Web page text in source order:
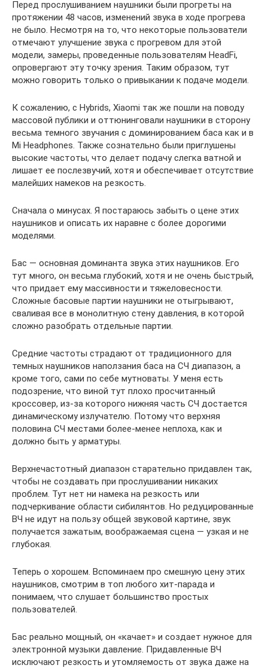
Перед прослушиванием наушники были прогреты на
протяжении 48 часов, изменений звука в ходе прогрева
не было. Несмотря на то, что некоторые пользователи
отмечают улучшение звука с прогревом для этой
модели, замеры, проведенные пользователям HeadFi,
опровергают эту точку зрения. Таким образом, тут
можно говорить только о привыкании к подаче модели.
К сожалению, с Hybrids, Xiaomi так же пошли на поводу
массовой публики и оттюнинговали наушники в сторону
весьма темного звучания с доминированием баса как и в
Mi Headphones. Также сознательно были приглушены
высокие частоты, что делает подачу слегка ватной и
лишает ее послезвучий, хотя и обеспечивает отсутствие
малейших намеков на резкость.
Сначала о минусах. Я постараюсь забыть о цене этих
наушников и описать их наравне с более дорогими
моделями.
Бас — основная доминанта звука этих наушников. Его
тут много, он весьма глубокий, хотя и не очень быстрый,
что придает ему массивности и тяжеловесности.
Сложные басовые партии наушники не отыгрывают,
сваливая все в монолитную стену давления, в которой
сложно разобрать отдельные партии.
Средние частоты страдают от традиционного для
темных наушников наползания баса на СЧ диапазон, а
кроме того, сами по себе мутноваты. У меня есть
подозрение, что виной тут плохо просчитанный
кроссовер, из-за которого нижняя часть СЧ достается
динамическому излучателю. Потому что верхняя
половина СЧ местами более-менее неплоха, как и
должно быть у арматуры.
Верхнечастотный диапазон старательно придавлен так,
чтобы не создавать при прослушивании никаких
проблем. Тут нет ни намека на резкость или
подчеркивание области сибилянтов. Но редуцированные
ВЧ не идут на пользу общей звуковой картине, звук
получается зажатым, воображаемая сцена — узкая и не
глубокая.
Теперь о хорошем. Вспоминаем про смешную цену этих
наушников, смотрим в топ любого хит-парада и
понимаем, что слушает большинство простых
пользователей.
Бас реально мощный, он «качает» и создает нужное для
электронной музыки давление. Придавленные ВЧ
исключают резкость и утомляемость от звука даже на